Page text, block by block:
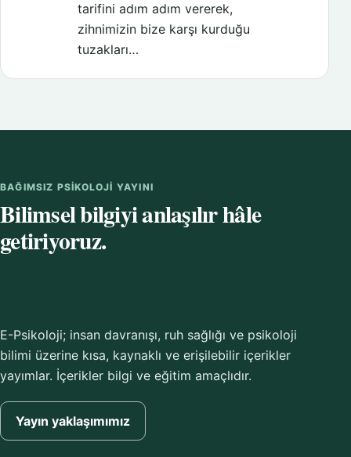
tarifini adım adım vererek,
zihnimizin bize karşı kurduğu
tuzakları…
BAĞIMSIZ PSIKOLOJI YAYINI
Bilimsel bilgiyi anlaşılır hâle
getiriyoruz.
E-Psikoloji; insan davranışı, ruh sağlığı ve psikoloji
bilimi üzerine kısa, kaynaklı ve erişilebilir içerikler
yayımlar. İçerikler bilgi ve eğitim amaçlıdır.
Yayın yaklaşımımız